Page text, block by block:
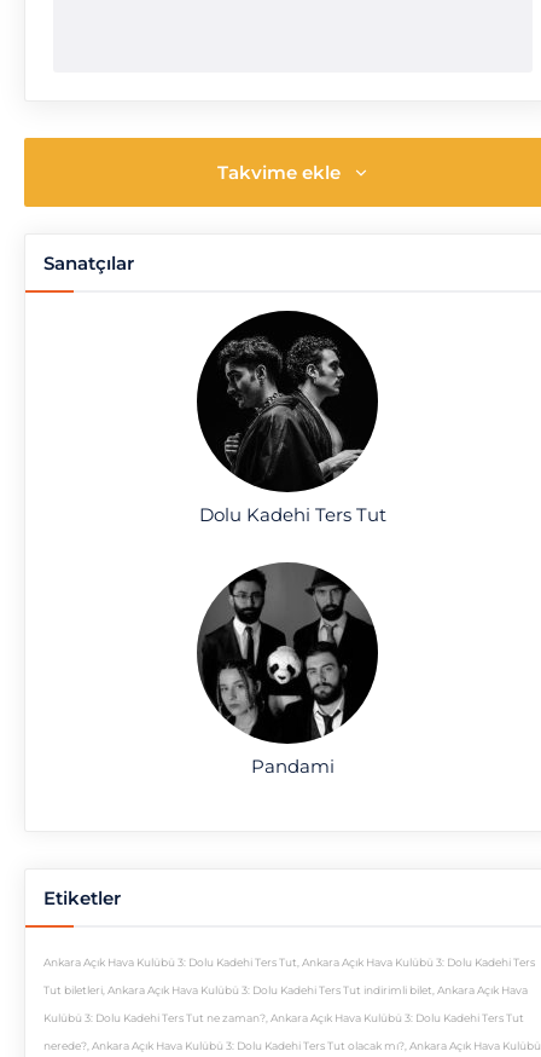
Takvime ekle
Sanatçılar
Dolu Kadehi Ters Tut
Pandami
Etiketler
Ankara Açık Hava Kulübü 3: Dolu Kadehi Ters Tut, Ankara Açık Hava Kulübü 3: Dolu Kadehi Ters
Tut biletleri, Ankara Açık Hava Kulübü 3: Dolu Kadehi Ters Tut indirimli bilet, Ankara Açık Hava
Kulübü 3: Dolu Kadehi Ters Tut ne zaman?, Ankara Açık Hava Kulübü 3: Dolu Kadehi Ters Tut
nerede?, Ankara Açık Hava Kulübü 3: Dolu Kadehi Ters Tut olacak mı?, Ankara Açık Hava Kulübü